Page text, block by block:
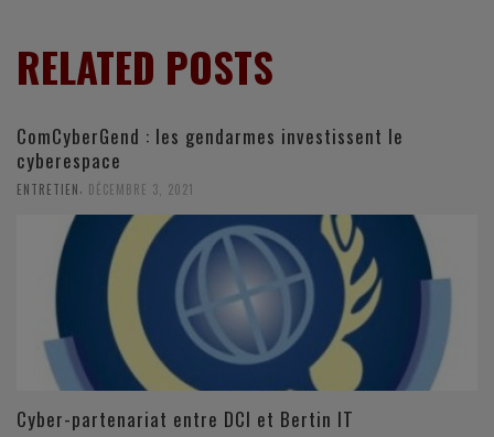
RELATED POSTS
ComCyberGend : les gendarmes investissent le
cyberespace
ENTRETIEN DÉCEMBRE 3, 2021
Cyber-partenariat entre DCI et Bertin IT